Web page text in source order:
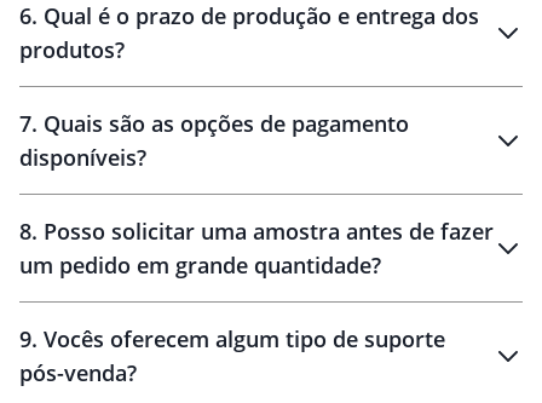
6. Qual é o prazo de produção e entrega dos
produtos?
10 dias
brinde
48 horas
7. Quais são as opções de pagamento
disponíveis?
8. Posso solicitar uma amostra antes de fazer
um pedido em grande quantidade?
9. Vocês oferecem algum tipo de suporte
pós-venda?